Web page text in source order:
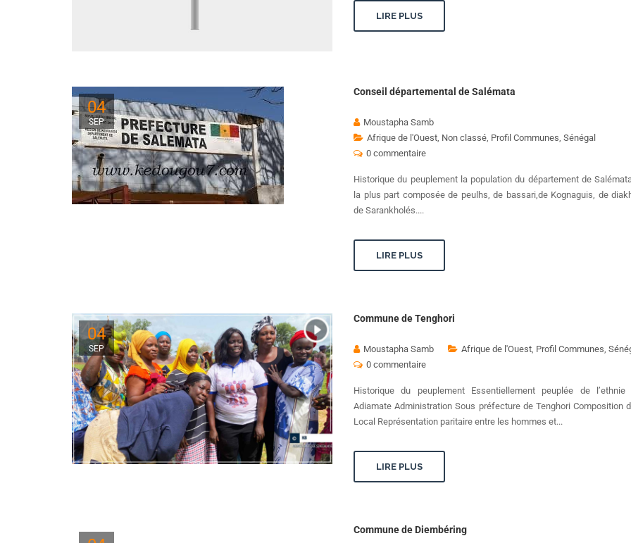
LIRE PLUS
04
SEP
Conseil départemental de Salémata
Moustapha Samb
Afrique de l'Ouest, Non classé, Profil Communes, Sénégal
0 commentaire
Historique du peuplement la population du département de
la plus part composée de peulhs, de bassari,de Kognaguis, de
de Sarankholés....
LIRE PLUS
04
SEP
Commune de Tenghori
Moustapha Samb Afrique de l'Ouest, Profil Communes,
0 commentaire
Historique du peuplement Essentiellement peuplée de
Adiamate Administration Sous préfecture de Tenghori Composition
Local Représentation paritaire entre les hommes et...
LIRE PLUS
Commune de Diembéring